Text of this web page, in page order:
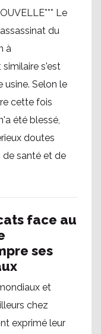
Le
du
à
s'est
Selon le
cette fois
été blessé,
doutes
de santé et de
face au
ses
et
chez
exprimé leur